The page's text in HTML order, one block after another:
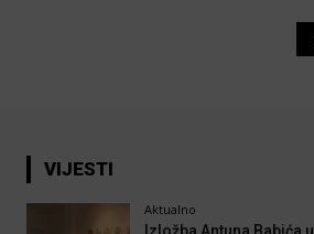
VIJESTI
Aktualno